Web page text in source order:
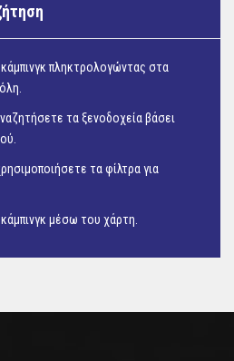
πληκτρολογώντας στα
τα ξενοδοχεία βάσει
τα φίλτρα για
μέσω του χάρτη.